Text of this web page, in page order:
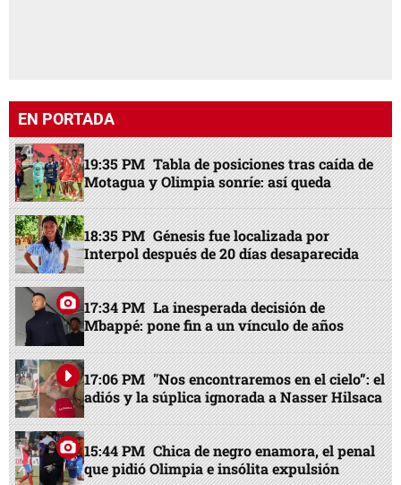
EN PORTADA
19:35 PM Tabla de posiciones tras caída de
Motagua y Olimpia sonríe: así queda
18:35 PM Génesis fue localizada por
Interpol después de 20 días desaparecida
17:34 PM La inesperada decisión de
Mbappé: pone fin a un vínculo de años
17:06 PM "Nos encontraremos en el cielo”: el
adiós y la súplica ignorada a Nasser Hilsaca
15:44 PM Chica de negro enamora, el penal
que pidió Olimpia e insólita expulsión